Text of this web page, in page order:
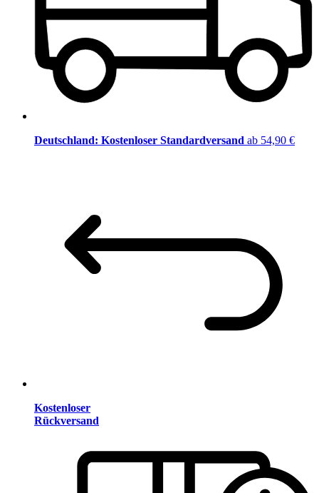
Deutschland: Kostenloser Standardversand ab 54,90 €
Kostenloser
Rückversand